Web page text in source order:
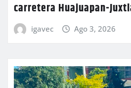
carretera Huajuapan-
igavec Ago 3, 2026